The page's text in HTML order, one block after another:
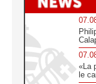
«La
le